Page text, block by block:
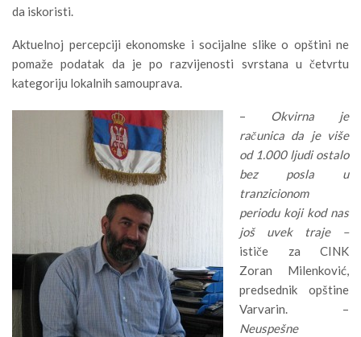
da iskoristi.
Aktuelnoj percepciji ekonomske i socijalne slike o opštini ne
pomaže podatak da je po razvijenosti svrstana u četvrtu
kategoriju lokalnih samouprava.
– Okvirna je
računica da je više
od 1.000 ljudi ostalo
bez posla u
tranzicionom
periodu koji kod nas
još uvek traje –
ističe za CINK
Zoran Milenković,
predsednik opštine
Varvarin. –
Neuspešne